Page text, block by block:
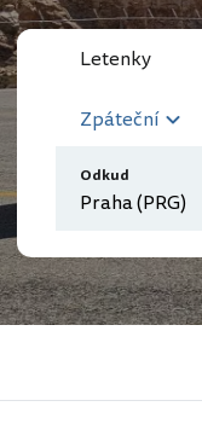
Letenky
Zpáteční
Odkud